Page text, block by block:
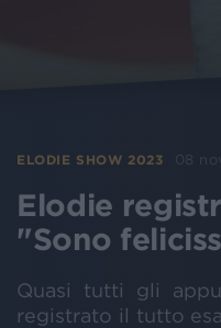
ELODIE SHOW 2023 08
Elodie
"Sono
Quasi tutti gli
registrato il tutto